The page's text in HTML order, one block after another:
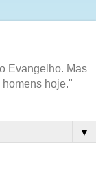
Evangelho. Mas
hoje."
▼